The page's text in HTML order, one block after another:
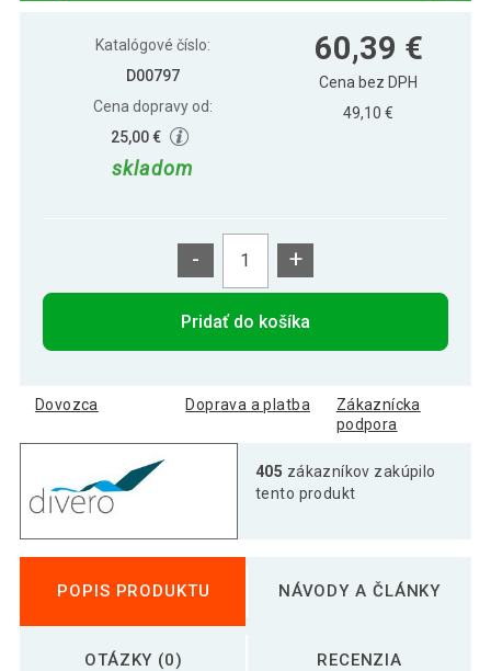
Katalógové číslo:
D00797
Cena dopravy od:
25,00 €
skladom
60,39 €
Cena bez DPH
49,10 €
- +
Pridať do košíka
Dovozca Doprava a platba
Zákaznícka
podpora
405 zákazníkov zakúpilo
tento produkt
POPIS PRODUKTU NÁVODY A ČLÁNKY
OTÁZKY (0) RECENZIA